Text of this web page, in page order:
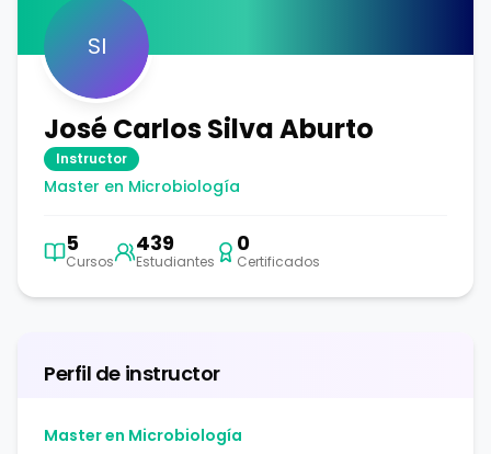
SI
José CarlosSilva Aburto
Instructor
Master en Microbiología
5
Cursos
439
Estudiantes
0
Certificados
Perfil de instructor
Master en Microbiología